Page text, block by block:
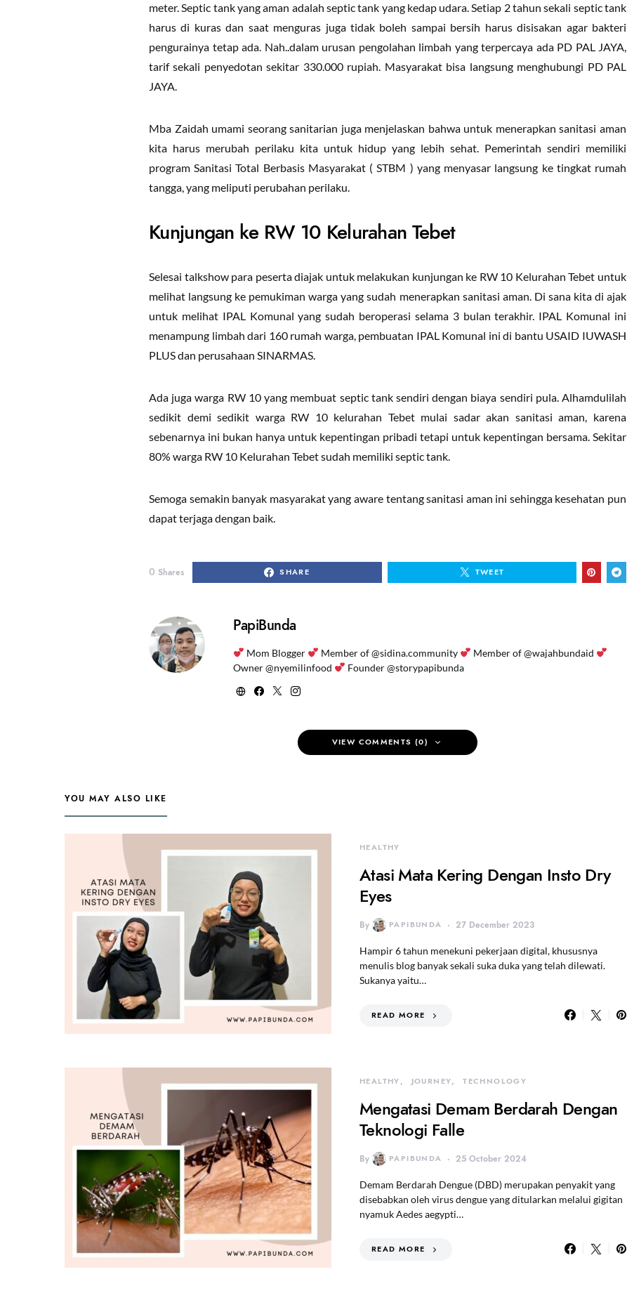
meter. Septic tank yang aman adalah septic tank yang kedap udara. Setiap 2 tahun sekali septic tank
harus di kuras dan saat menguras juga tidak boleh sampai bersih harus disisakan agar bakteri
pengurainya tetap ada. Nah..dalam urusan pengolahan limbah yang terpercaya ada PD PAL JAYA,
tarif sekali penyedotan sekitar 330.000 rupiah. Masyarakat bisa langsung menghubungi PD PAL
JAYA.
Mba Zaidah umami seorang sanitarian juga menjelaskan bahwa untuk menerapkan sanitasi aman
kita harus merubah perilaku kita untuk hidup yang lebih sehat. Pemerintah sendiri memiliki
program Sanitasi Total Berbasis Masyarakat ( STBM ) yang menyasar langsung ke tingkat rumah
tangga, yang meliputi perubahan perilaku.
Kunjungan ke RW 10 Kelurahan Tebet
Selesai talkshow para peserta diajak untuk melakukan kunjungan ke RW 10 Kelurahan Tebet untuk
melihat langsung ke pemukiman warga yang sudah menerapkan sanitasi aman. Di sana kita di ajak
untuk melihat IPAL Komunal yang sudah beroperasi selama 3 bulan terakhir. IPAL Komunal ini
menampung limbah dari 160 rumah warga, pembuatan IPAL Komunal ini di bantu USAID IUWASH
PLUS dan perusahaan SINARMAS.
Ada juga warga RW 10 yang membuat septic tank sendiri dengan biaya sendiri pula. Alhamdulilah
sedikit demi sedikit warga RW 10 kelurahan Tebet mulai sadar akan sanitasi aman, karena
sebenarnya ini bukan hanya untuk kepentingan pribadi tetapi untuk kepentingan bersama. Sekitar
80% warga RW 10 Kelurahan Tebet sudah memiliki septic tank.
Semoga semakin banyak masyarakat yang aware tentang sanitasi aman ini sehingga kesehatan pun
dapat terjaga dengan baik.
0 Shares SHARE TWEET
PapiBunda
Mom Blogger Member of @sidina.community
Member of @wajahbundaid
Owner @nyemilinfood
Founder @storypapibunda
VIEW COMMENTS (0)
YOU MAY ALSO LIKE
HEALTHY
Atasi Mata Kering Dengan Insto Dry
Eyes
By PAPIBUNDA 27 December 2023
Hampir 6 tahun menekuni pekerjaan digital, khususnya
menulis blog banyak sekali suka duka yang telah dilewati.
Sukanya yaitu…
READ MORE
HEALTHY JOURNEY TECHNOLOGY
Mengatasi Demam Berdarah Dengan
Teknologi Falle
By PAPIBUNDA 25 October 2024
Demam Berdarah Dengue (DBD) merupakan penyakit yang
disebabkan oleh virus dengue yang ditularkan melalui gigitan
nyamuk Aedes aegypti…
READ MORE